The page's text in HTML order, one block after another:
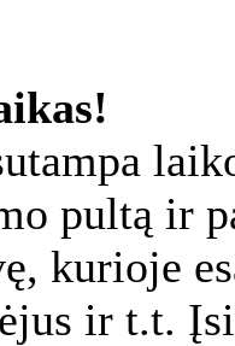
pultą ir
kurioje
ir t.t.